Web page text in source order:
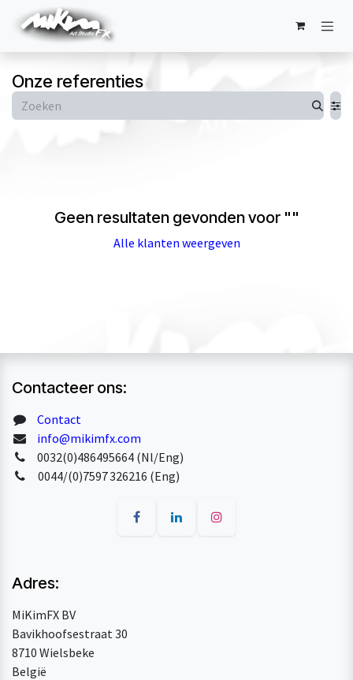
Overslaan naar inhoud
Onze referenties
Geen resultaten gevonden voor ""
Alle klanten weergeven
Contacteer ons:
Contact
info@mikimfx.com
0032(0)486495664 (Nl/Eng)
0044/(0)7597 326216 (Eng)
Adres:
MiKimFX BV
Bavikhoofsestraat 30
8710 Wielsbeke
België